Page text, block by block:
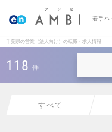
若手ハ
千葉県の営業（法人向け）の転職・求人情報
118 件
すべて